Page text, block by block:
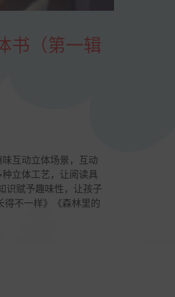
书（第一辑
互动立体场景，互动
立体工艺，让阅读具
识赋予趣味性，让孩子
得不一样》《森林里的